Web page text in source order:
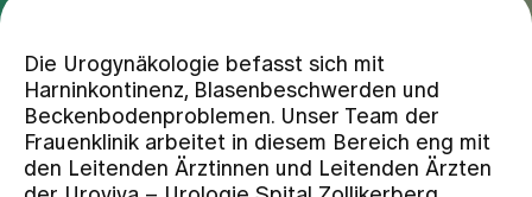
Team
Zuweisende
Die Urogynäkologie befasst sich mit
Harninkontinenz, Blasenbeschwerden und
Beckenbodenproblemen. Unser Team der
Frauenklinik arbeitet in diesem Bereich eng mit
den Leitenden Ärztinnen und Leitenden Ärzten